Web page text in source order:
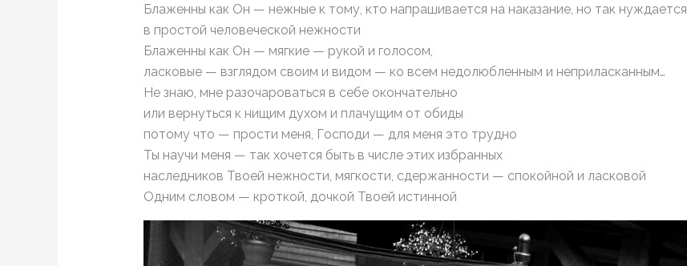
Блаженны как Он — нежные к тому, кто напрашивается на наказание, но так нуждается
в простой человеческой нежности
Блаженны как Он — мягкие — рукой и голосом,
ласковые — взглядом своим и видом — ко всем недолюбленным и неприласканным…
Не знаю, мне разочароваться в себе окончательно
или вернуться к нищим духом и плачущим от обиды
потому что — прости меня, Господи — для меня это трудно
Ты научи меня — так хочется быть в числе этих избранных
наследников Твоей нежности, мягкости, сдержанности — спокойной и ласковой
Одним словом — кроткой, дочкой Твоей истинной